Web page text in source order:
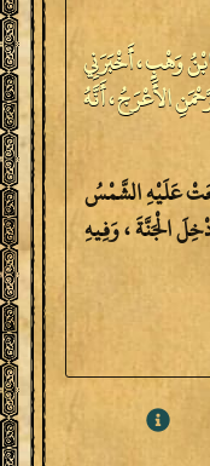
وَهْبٍ ، أَخْبَرَنِي
الأَعْرَجُ ، أَنَّهُ
عَلَيْهِ الشَّمْسُ
الْجَنَّةَ ، وَفِيهِ